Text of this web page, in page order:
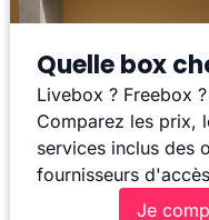
Quelle box
Livebox ? Freebox
Comparez les prix,
services inclus des
fournisseurs
Je